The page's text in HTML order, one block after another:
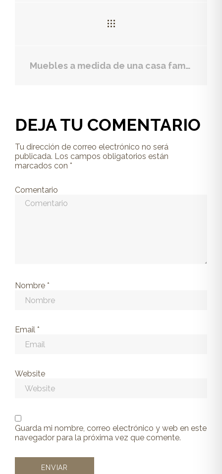
Muebles a medida de una casa familiar para optimizar cada rincón
DEJA TU COMENTARIO
Tu dirección de correo electrónico no será
publicada. Los campos obligatorios están
marcados con *
Comentario
Nombre *
Email *
Website
Guarda mi nombre, correo electrónico y web en este
navegador para la próxima vez que comente.